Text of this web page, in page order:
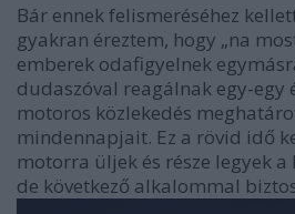
Bár ennek felismeréséhez
gyakran éreztem, hogy „na
emberek odafigyelnek
dudaszóval reagálnak egy-egy
motoros közlekedés
mindennapjait. Ez a rövid idő
motorra üljek és része legyek a
de következő alkalommal